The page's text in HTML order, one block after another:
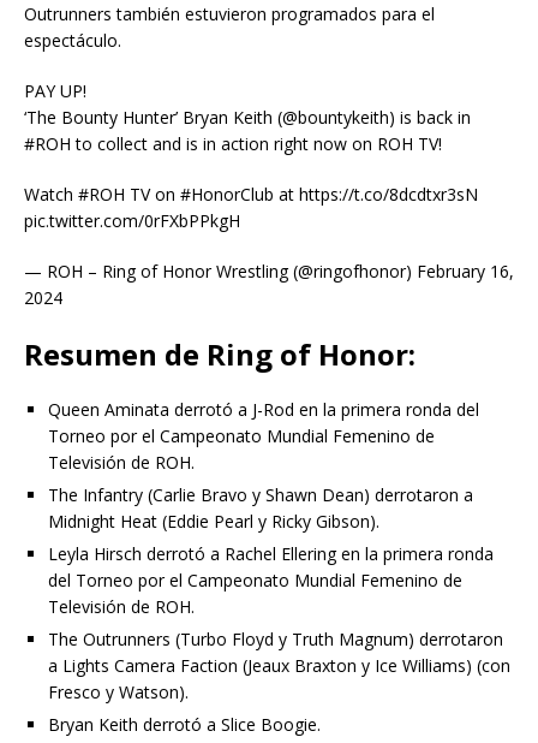
Outrunners también estuvieron programados para el
espectáculo.
PAY UP!
‘The Bounty Hunter’ Bryan Keith (@bountykeith) is back in
#ROH to collect and is in action right now on ROH TV!
Watch #ROH TV on #HonorClub at https://t.co/8dcdtxr3sN
pic.twitter.com/0rFXbPPkgH
— ROH – Ring of Honor Wrestling (@ringofhonor) February 16,
2024
Resumen de Ring of Honor:
Queen Aminata derrotó a J-Rod en la primera ronda del
Torneo por el Campeonato Mundial Femenino de
Televisión de ROH.
The Infantry (Carlie Bravo y Shawn Dean) derrotaron a
Midnight Heat (Eddie Pearl y Ricky Gibson).
Leyla Hirsch derrotó a Rachel Ellering en la primera ronda
del Torneo por el Campeonato Mundial Femenino de
Televisión de ROH.
The Outrunners (Turbo Floyd y Truth Magnum) derrotaron
a Lights Camera Faction (Jeaux Braxton y Ice Williams) (con
Fresco y Watson).
Bryan Keith derrotó a Slice Boogie.